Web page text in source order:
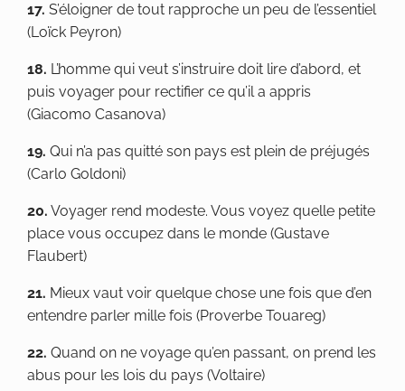
17. S’éloigner de tout rapproche un peu de l’essentiel
(Loïck Peyron)
18. L’homme qui veut s’instruire doit lire d’abord, et
puis voyager pour rectifier ce qu’il a appris
(Giacomo Casanova)
19. Qui n’a pas quitté son pays est plein de préjugés
(Carlo Goldoni)
20. Voyager rend modeste. Vous voyez quelle petite
place vous occupez dans le monde (Gustave
Flaubert)
21. Mieux vaut voir quelque chose une fois que d’en
entendre parler mille fois (Proverbe Touareg)
22. Quand on ne voyage qu’en passant, on prend les
abus pour les lois du pays (Voltaire)